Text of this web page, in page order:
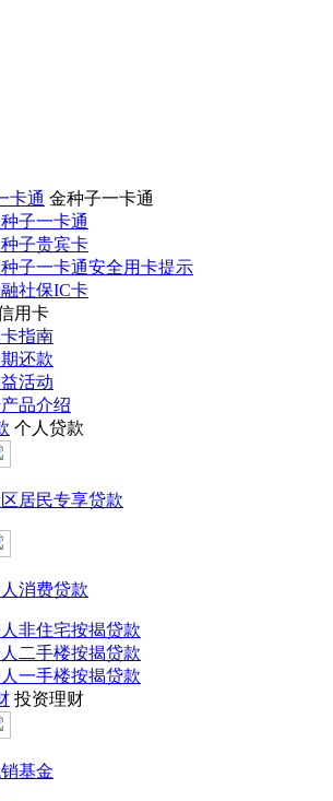
卡通 金种子一卡通
子一卡通
子贵宾卡
子一卡通安全用卡提示
社保IC卡
用卡
指南
还款
活动
品介绍
个人贷款
居民专享贷款
消费贷款
非住宅按揭贷款
二手楼按揭贷款
一手楼按揭贷款
投资理财
基金